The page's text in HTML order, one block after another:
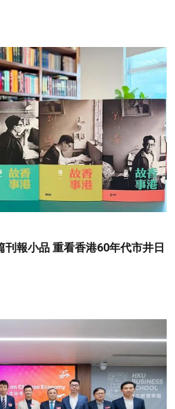
報小品 重看香港60年代市井日